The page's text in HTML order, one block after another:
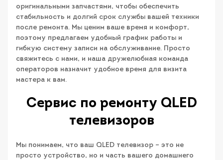
оригинальными запчастями, чтобы обеспечить
стабильность и долгий срок службы вашей техники
после ремонта. Мы ценим ваше время и комфорт,
поэтому предлагаем удобный график работы и
гибкую систему записи на обслуживание. Просто
свяжитесь с нами, и наша дружелюбная команда
операторов назначит удобное время для визита
мастера к вам.
Сервис по ремонту QLED
телевизоров
Мы понимаем, что ваш QLED телевизор – это не
просто устройство, но и часть вашего домашнего